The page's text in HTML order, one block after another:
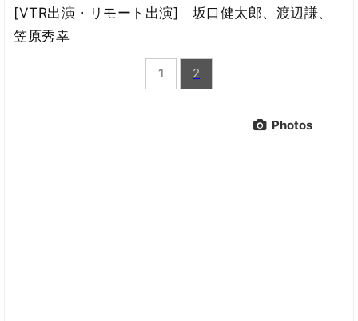
[VTR出演・リモート出演] 坂口健太郎、渡辺謙、
笠原秀幸
1 2
Photos